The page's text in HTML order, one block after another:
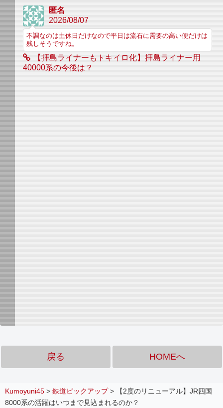
匿名
2026/08/07
不調なのは土休日だけなので平日は流石に需要の高い便だけは
残しそうですね。
【拝島ライナーもトキイロ化】拝島ライナー用
40000系の今後は？
戻る HOMEへ
Kumoyuni45 > 鉄道ピックアップ>
【2度のリニューアル】JR四国
8000系の活躍はいつまで見込まれるのか？